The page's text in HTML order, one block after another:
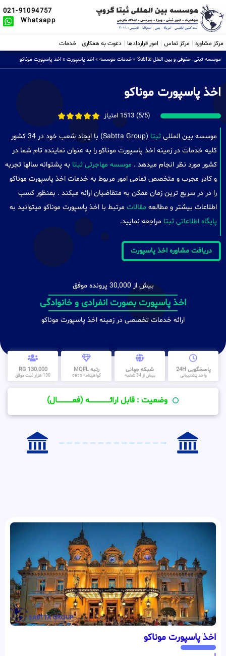
021-91094757
Whatsapp
مرکز مشاوره مرکز تماس امور قراردادها دعوت به همکاری خدمات
موسسه ثبتی، حقوقی و بین الملل Sabtta » خدمات موسسه » اخذ پاسپورت » اخذ پاسپورت موناکو
اخذ پاسپورت موناکو
(5/5) 1513 امتیاز
موسسه بین المللی ثبتا
(Sabtta Group) با ایجاد شعب خود در 34 کشور
کلیه خدمات در زمینه اخذ پاسپورت موناکو را به عنوان نماینده تام شما در
کشور مورد نظر انجام میدهد . موسسه مهاجرتی ثبتا به پشتوانه سالها تجربه
و کادر مجرب و متخصص تمامی امور مربوط به خدمات اخذ پاسپورت موناکو
را در در سریع ترین زمان ممکن به متقاضیان ارائه میکند . بمنظور کسب
اطلاعات بیشتر و مطالعه مقالات مرتبط با اخذ پاسپورت موناکو میتوانید به
پایگاه اطلاعاتی ثبتا مراجعه نمایید.
دریافت مشاوره اخذ پاسپورت
بیش از 30,000 پرونده موفق
اخذ پاسپورت بصورت انفرادی و خانوادگی
ارائه خدمات تخصصی در زمینه اخذ پاسپورت موناکو
پاسخگویی 24H
واحد پشتیبانی
شبکه جهانی
بیش از 34 شعبه
رتبه MQFL
گواهینامه cess
130.000 RG
130 هزار ثبت موفق
وضعیت : قابل ارائــــــــــــــــــــه (فعـــــــــــــــال)
اخذ پاسپورت موناکو